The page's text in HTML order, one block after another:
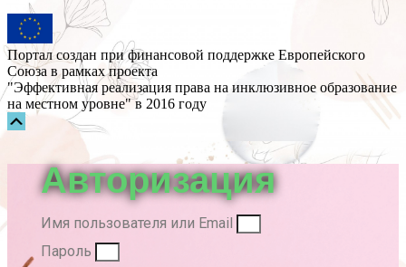
Портал создан при финансовой поддержке Европейского
Союза в рамках проекта
"Эффективная реализация права на инклюзивное образование
на местном уровне" в 2016 году
Прокрутка
Авторизация
Имя пользователя или Email
Пароль